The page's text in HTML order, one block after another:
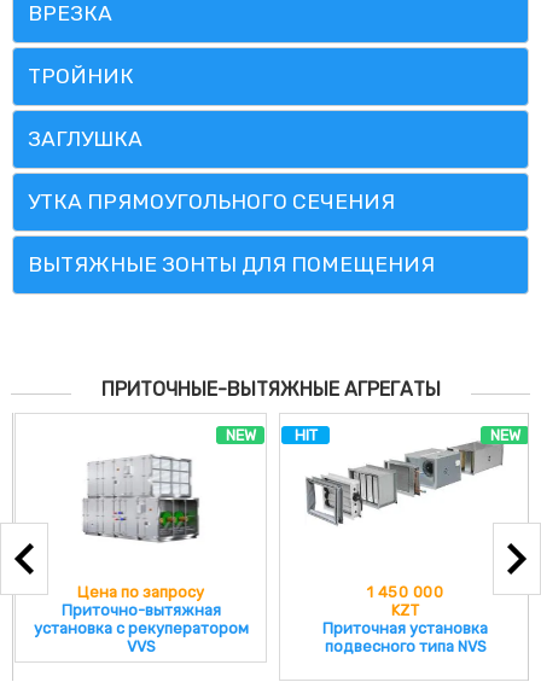
ВРЕЗКА
ТРОЙНИК
ЗАГЛУШКА
УТКА ПРЯМОУГОЛЬНОГО СЕЧЕНИЯ
ВЫТЯЖНЫЕ ЗОНТЫ ДЛЯ ПОМЕЩЕНИЯ
ПРИТОЧНЫЕ-ВЫТЯЖНЫЕ АГРЕГАТЫ
NEW
Цена по запросу
Приточно-вытяжная
установка с рекуператором
VVS
NEW
HIT
1 450 000
KZT
Приточная установка
подвесного типа NVS